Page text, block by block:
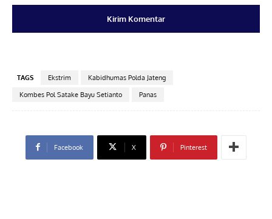
TAGS Ekstrim
Kabidhumas Polda Jateng
Kombes Pol Satake Bayu Setianto
Panas
Facebook X Pinterest